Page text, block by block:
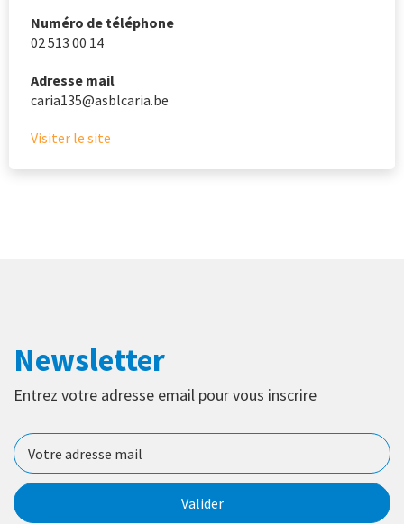
Numéro de téléphone
02 513 00 14
Adresse mail
caria135@asblcaria.be
Visiter le site
Newsletter
Entrez votre adresse email pour vous inscrire
Valider